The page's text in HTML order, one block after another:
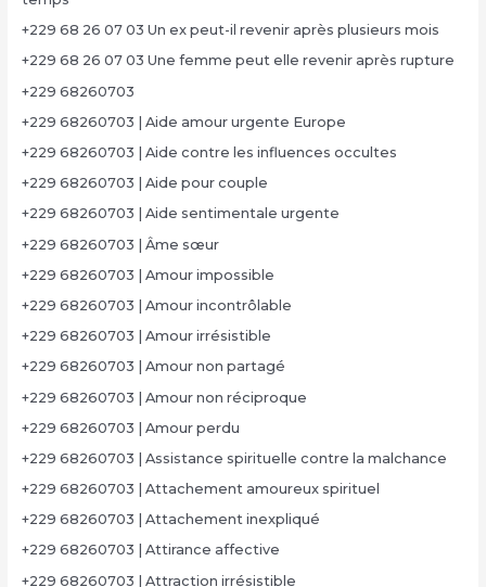
+229 68 26 07 03 Un ex peut-il revenir après plusieurs mois
+229 68 26 07 03 Une femme peut elle revenir après rupture
+229 68260703
+229 68260703 | Aide amour urgente Europe
+229 68260703 | Aide contre les influences occultes
+229 68260703 | Aide pour couple
+229 68260703 | Aide sentimentale urgente
+229 68260703 | Âme sœur
+229 68260703 | Amour impossible
+229 68260703 | Amour incontrôlable
+229 68260703 | Amour irrésistible
+229 68260703 | Amour non partagé
+229 68260703 | Amour non réciproque
+229 68260703 | Amour perdu
+229 68260703 | Assistance spirituelle contre la malchance
+229 68260703 | Attachement amoureux spirituel
+229 68260703 | Attachement inexpliqué
+229 68260703 | Attirance affective
+229 68260703 | Attraction irrésistible